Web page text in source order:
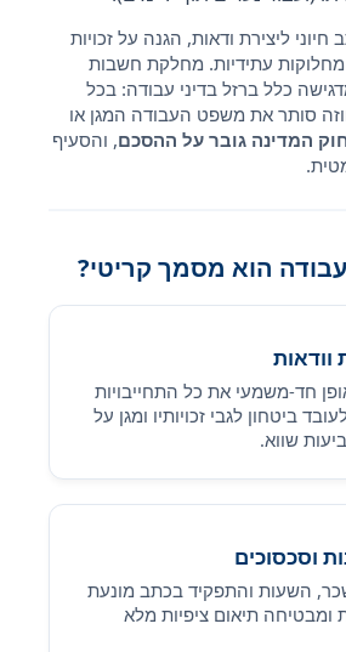
ליצירת ודאות, הגנה על זכויות
מחלוקות עתידיות. מחלקת חשבות
כלל ברזל בדיני עבודה: בכל
סותר את משפט העבודה המגן או
המדינה גובר על ההסכם, והסעיף
הוא מסמך קריטי?
חד-משמעי את כל התחייבויות
ביטחון לגבי זכויותיו ומגן על
שווא.
וסכסוכים
השעות והתפקיד בכתב מונעת
ומבטיחה תיאום ציפיות מלא